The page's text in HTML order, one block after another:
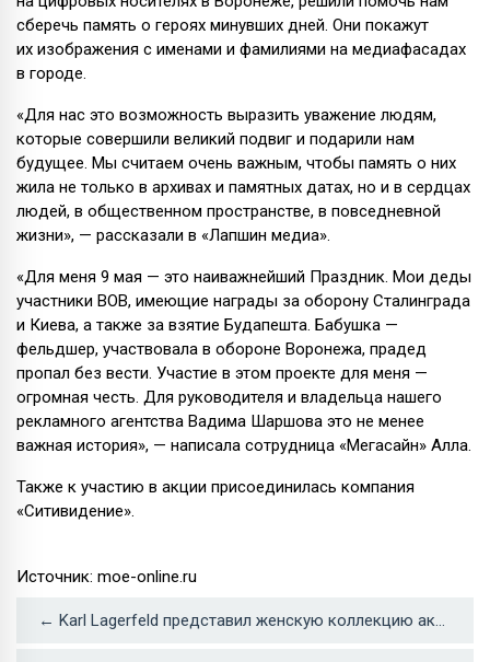
сберечь память о героях минувших дней. Они покажут
их изображения с именами и фамилиями на медиафасадах
в городе.
«Для нас это возможность выразить уважение людям,
которые совершили великий подвиг и подарили нам
будущее. Мы считаем очень важным, чтобы память о них
жила не только в архивах и памятных датах, но и в сердцах
людей, в общественном пространстве, в повседневной
жизни», — рассказали в «Лапшин медиа».
«Для меня 9 мая — это наиважнейший Праздник. Мои деды
участники ВОВ, имеющие награды за оборону Сталинграда
и Киева, а также за взятие Будапешта. Бабушка —
фельдшер, участвовала в обороне Воронежа, прадед
пропал без вести. Участие в этом проекте для меня —
огромная честь. Для руководителя и владельца нашего
рекламного агентства Вадима Шаршова это не менее
важная история», — написала сотрудница «Мегасайн» Алла.
Также к участию в акции присоединилась компания
«Ситивидение».
Источник: moe-online.ru
← Karl Lagerfeld представил женскую коллекцию аксессуаров весна-лето 2026